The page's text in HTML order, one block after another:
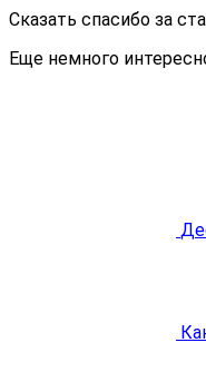
Сказать спасибо за
Еще немного